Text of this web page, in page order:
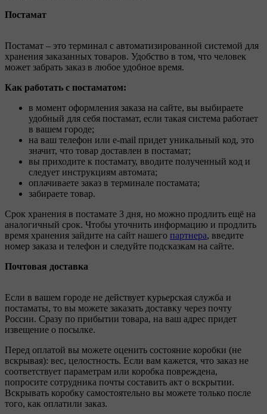
Постамат
Постамат – это терминал с автоматизированной системой для
хранения заказанных товаров. Удобство в том, что человек
может забрать заказ в любое удобное время.
Как работать с постаматом:
в момент оформления заказа на сайте, вы выбираете
удобный для себя постамат, если такая система работает
в вашем городе;
на ваш телефон или e-mail придет уникальный код, это
значит, что товар доставлен в постамат;
вы приходите к постамату, вводите полученный код и
следует инструкциям автомата;
оплачиваете заказ в терминале постамата;
забираете товар.
Срок хранения в постамате 3 дня, но можно продлить ещё на
аналогичный срок. Чтобы уточнить информацию и продлить
время хранения зайдите на сайт нашего партнера, введите
номер заказа и телефон и следуйте подсказкам на сайте.
Почтовая доставка
Если в вашем городе не действует курьерская служба и
постаматы, то вы можете заказать доставку через почту
России. Сразу по прибытии товара, на ваш адрес придет
извещение о посылке.
Перед оплатой вы можете оценить состояние коробки (не
вскрывая): вес, целостность. Если вам кажется, что заказ не
соответствует параметрам или коробка повреждена,
попросите сотрудника почты составить акт о вскрытии.
Вскрывать коробку самостоятельно вы можете только после
того, как оплатили заказ.